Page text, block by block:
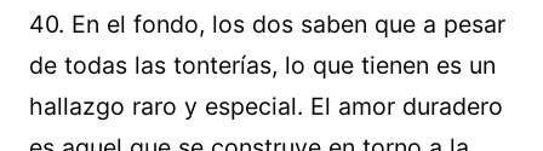
40. En el fondo, los dos saben que a pesar
de todas las tonterías, lo que tienen es un
hallazgo raro y especial. El amor duradero